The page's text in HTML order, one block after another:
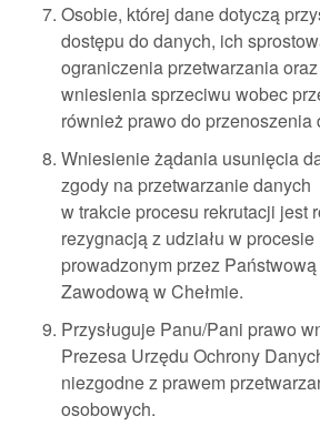
Osobie, której dane dotyczą
dostępu do danych, ich
ograniczenia przetwarzania
wniesienia sprzeciwu wobec
również prawo do przenoszenia
Wniesienie żądania usunięcia
zgody na przetwarzanie danych
w trakcie procesu rekrutacji jest
rezygnacją z udziału w
prowadzonym przez
Zawodową w Chełmie.
Przysługuje Panu/Pani prawo
Prezesa Urzędu Ochrony
niezgodne z prawem
osobowych.